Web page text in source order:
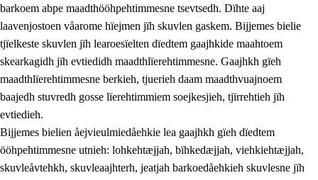
barkoem abpe maadthööhpehtimmesne tsevtsedh. Dïhte aaj
laavenjostoen våarome hïejmen jïh skuvlen gaskem. Bijjemes bielie
tjïelkeste skuvlen jïh learoesïelten dïedtem gaajhkide maahtoem
skearkagidh jïh evtiedidh maadthlïerehtimmesne. Gaajhkh gïeh
maadthlïerehtimmesne berkieh, tjuerieh daam maadthvuajnoem
baajedh stuvredh gosse lïerehtimmiem soejkesjieh, tjïrrehtieh jïh
evtiedieh.
Bijjemes bielien åejvieulmiedåehkie lea gaajhkh gïeh dïedtem
ööhpehtimmesne utnieh: lohkehtæjjah, bïhkedæjjah, viehkiehtæjjah,
skuvleåvtehkh, skuvleaajhterh, jeatjah barkoedåehkieh skuvlesne jïh